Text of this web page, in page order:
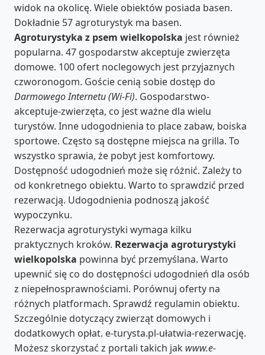
widok na okolicę. Wiele obiektów posiada basen.
Dokładnie 57 agroturystyk ma basen.
Agroturystyka z psem wielkopolska jest również
popularna. 47 gospodarstw akceptuje zwierzęta
domowe. 100 ofert noclegowych jest przyjaznych
czworonogom. Goście cenią sobie dostęp do
Darmowego Internetu (Wi-Fi). Gospodarstwo-
akceptuje-zwierzęta, co jest ważne dla wielu
turystów. Inne udogodnienia to place zabaw, boiska
sportowe. Często są dostępne miejsca na grilla. To
wszystko sprawia, że pobyt jest komfortowy.
Dostępność udogodnień może się różnić. Zależy to
od konkretnego obiektu. Warto to sprawdzić przed
rezerwacją. Udogodnienia podnoszą jakość
wypoczynku.
Rezerwacja agroturystyki wymaga kilku
praktycznych kroków. Rezerwacja agroturystyki
wielkopolska powinna być przemyślana. Warto
upewnić się co do dostępności udogodnień dla osób
z niepełnosprawnościami. Porównuj oferty na
różnych platformach. Sprawdź regulamin obiektu.
Szczególnie dotyczący zwierząt domowych i
dodatkowych opłat. e-turysta.pl-ułatwia-rezerwację.
Możesz skorzystać z portali takich jak www.e-